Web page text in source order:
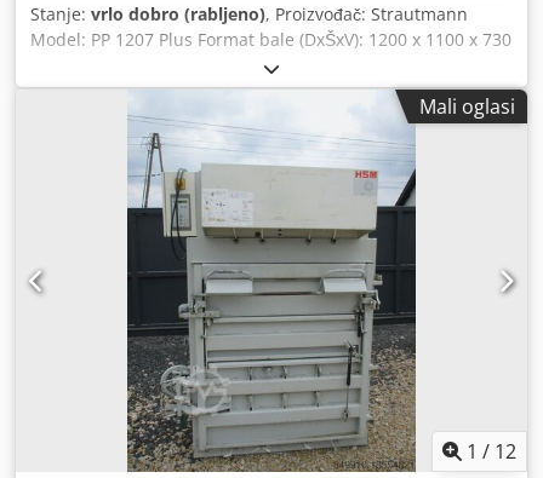
Stanje: vrlo dobro (rabljeno), Proizvođač: Strautmann
Model: PP 1207 Plus Format bale (DxŠxV): 1200 x 1100 x 730
mm Težina bale: cca 400 - 500 kg Vanjske dimenzije
(DxŠxV): 1850 x 1047 x 3079 mm Transportna visina: 2500
mm Otvor za punjenje: 1190 x 600 mm Pristisna sila: 59
tona / 580 kN Kapacitet: 1 - 2 bale/sat Broj vezanja: 4
Težina preše: 2300 kg Napajanje: 400 V / 50 Hz Snaga
motora: 4 kW Mjesto ugradnje: natkriveno unutra/van
Dkodpfxsv Aiymo Afvjr Razina buke: manje od 80 dB(A)
Godina proizvodnje: 2003.-2005. Također posjedujem preše
Strautmann PP 1207 godišta 2009.-2011., cijena 5.500 EUR
Također posjedujem preše Strautmann PP 1208 godišta
2014.-2015. Strautmann AutoLoadBaler godišta 2018.,
cijena 7.500 EUR
Mali oglasi
1 / 12